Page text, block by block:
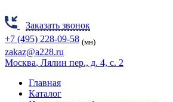
Заказать звонок
+7 (495) 228-09-58 (мн)
zakaz@a228.ru
Москва, Лялин пер., д. 4, с. 2
Главная
Каталог